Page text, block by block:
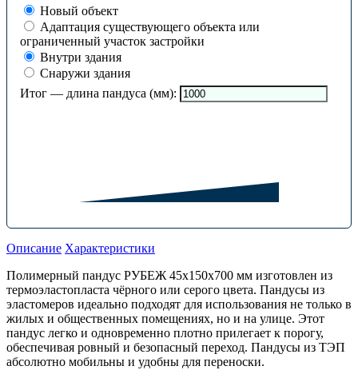
Новый объект
Адаптация существующего объекта или
ограниченный участок застройки
Внутри здания
Снаружи здания
Итог — длина пандуса (мм):
Описание Характеристики
Полимерный пандус РУБЕЖ 45х150х700 мм изготовлен из
термоэластопласта чёрного или серого цвета. Пандусы из
эластомеров идеально подходят для использования не только в
жилых и общественных помещениях, но и на улице. Этот
пандус легко и одновременно плотно прилегает к порогу,
обеспечивая ровный и безопасный переход. Пандусы из ТЭП
абсолютно мобильны и удобны для переноски.